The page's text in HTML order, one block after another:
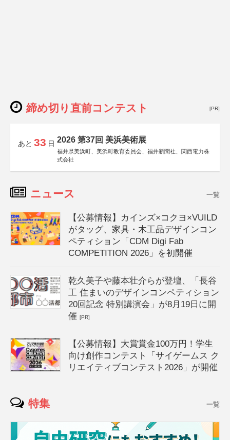
締め切り直前コンテスト [PR]
あと 33 日 2026 第37回 美浜美術展
福井県美浜町、美浜町教育委員会、福井新聞社、関西電力株
式会社
ニュース 一覧
【公募情報】カインズ×コクヨ×VUILD
がタッグ、家具・木工品デザインコン
ペティション「CDM Digi Fab
COMPETITION 2026」を初開催
乾久美子や藤本壮介らが登壇、「長谷
工 住まいのデザインコンペティション
20回記念 特別講演会」が8月19日に開
催[PR]
【公募情報】大賞賞金100万円！学生
向け創作コンテスト「サイゲームス ク
リエイティブコンテスト2026」が開催
特集 一覧